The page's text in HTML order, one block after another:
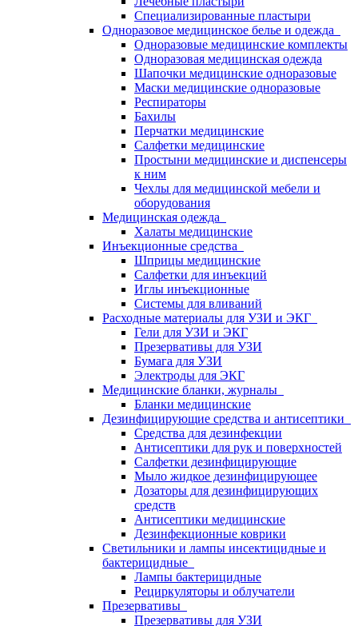
Специализированные пластыри
Одноразовое медицинское белье и одежда
Одноразовые медицинские комплекты
Одноразовая медицинская одежда
Шапочки медицинские одноразовые
Маски медицинские одноразовые
Респираторы
Бахилы
Перчатки медицинские
Салфетки медицинские
Простыни медицинские и диспенсеры
к ним
Чехлы для медицинской мебели и
оборудования
Медицинская одежда
Халаты медицинские
Инъекционные средства
Шприцы медицинские
Салфетки для инъекций
Иглы инъекционные
Системы для вливаний
Расходные материалы для УЗИ и ЭКГ
Гели для УЗИ и ЭКГ
Презервативы для УЗИ
Бумага для УЗИ
Электроды для ЭКГ
Медицинские бланки, журналы
Бланки медицинские
Дезинфицирующие средства и антисептики
Средства для дезинфекции
Антисептики для рук и поверхностей
Салфетки дезинфицирующие
Мыло жидкое дезинфицирующее
Дозаторы для дезинфицирующих
средств
Антисептики медицинские
Дезинфекционные коврики
Светильники и лампы инсектицидные и
бактерицидные
Лампы бактерицидные
Рециркуляторы и облучатели
Презервативы
Презервативы для УЗИ